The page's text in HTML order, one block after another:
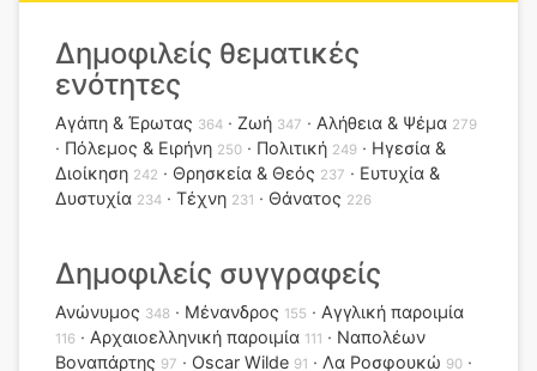
Δημοφιλείς θεματικές
ενότητες
Αγάπη & Έρωτας 364 Ζωή 347 Αλήθεια & Ψέμα 279
Πόλεμος & Ειρήνη 250 Πολιτική 249
Ηγεσία &
Διοίκηση 242 Θρησκεία & Θεός 237
Ευτυχία &
Δυστυχία 234 Τέχνη 231 Θάνατος 226
Δημοφιλείς συγγραφείς
Ανώνυμος 348 Μένανδρος 155 Αγγλική παροιμία
116 Αρχαιοελληνική παροιμία 111
Ναπολέων
Βοναπάρτης 97 Oscar Wilde 91 Λα Ροσφουκώ 90